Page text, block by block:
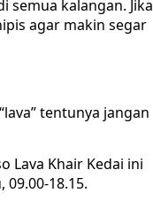
semua kalangan. Jika
agar makin segar
tentunya jangan
Lava Khair Kedai ini
09.00-18.15.